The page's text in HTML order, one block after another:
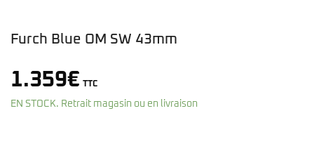
Furch Blue OM SW 43mm
1.359€ TTC
EN STOCK. Retrait magasin ou en livraison